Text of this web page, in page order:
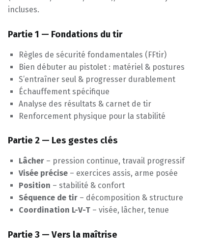
incluses.
Partie 1 — Fondations du tir
Règles de sécurité fondamentales (FFtir)
Bien débuter au pistolet : matériel & postures
S’entraîner seul & progresser durablement
Échauffement spécifique
Analyse des résultats & carnet de tir
Renforcement physique pour la stabilité
Partie 2 — Les gestes clés
Lâcher – pression continue, travail progressif
Visée précise – exercices assis, arme posée
Position – stabilité & confort
Séquence de tir – décomposition & structure
Coordination L-V-T – visée, lâcher, tenue
Partie 3 — Vers la maîtrise